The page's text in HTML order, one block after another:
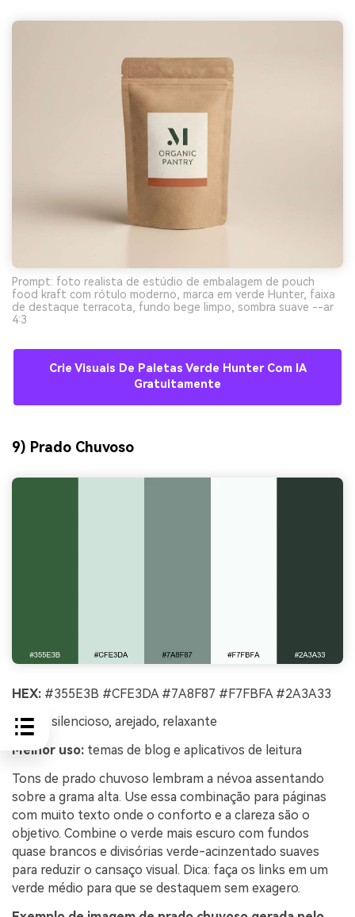
Prompt: foto realista de estúdio de embalagem de pouch
food kraft com rótulo moderno, marca em verde Hunter, faixa
de destaque terracota, fundo bege limpo, sombra suave --ar
4:3
Crie Visuais De Paletas Verde Hunter Com IA
Gratuitamente
9) Prado Chuvoso
HEX: #355E3B #CFE3DA #7A8F87 #F7FBFA #2A3A33
Clima:
silencioso, arejado, relaxante
Melhor uso: temas de blog e aplicativos de leitura
Tons de prado chuvoso lembram a névoa assentando
sobre a grama alta. Use essa combinação para páginas
com muito texto onde o conforto e a clareza são o
objetivo. Combine o verde mais escuro com fundos
quase brancos e divisórias verde-acinzentado suaves
para reduzir o cansaço visual. Dica: faça os links em um
verde médio para que se destaquem sem exagero.